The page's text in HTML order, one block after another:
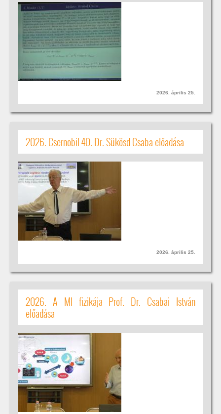
2026. április 25.
2026. Csernobil 40. Dr. Sükösd Csaba előadása
2026. április 25.
2026. A MI fizikája Prof. Dr. Csabai István
előadása